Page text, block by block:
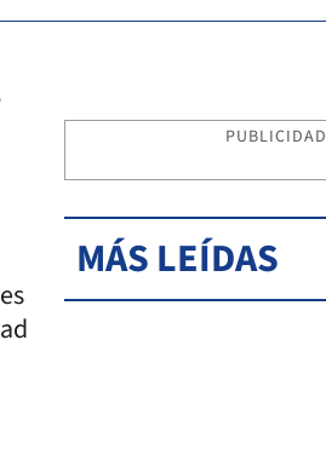
PUBLICIDAD
MÁS LEÍDAS